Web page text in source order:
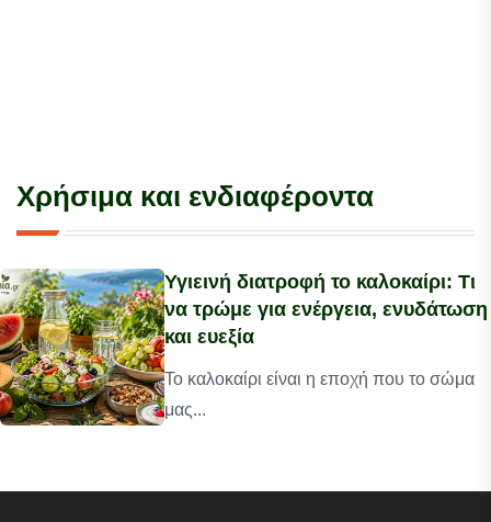
Χρήσιμα και ενδιαφέροντα
Υγιεινή διατροφή το καλοκαίρι: Τι
να τρώμε για ενέργεια, ενυδάτωση
και ευεξία
Το καλοκαίρι είναι η εποχή που το σώμα
μας...